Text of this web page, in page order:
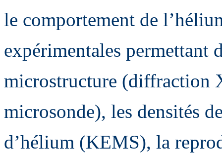
le comportement de
expérimentales permettant
microstructure (diffraction
microsonde), les densités
d’hélium (KEMS), la